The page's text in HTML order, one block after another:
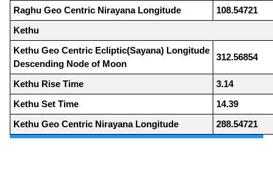
Raghu Geo Centric Nirayana Longitude
108.54721
Kethu
Kethu Geo Centric Ecliptic(Sayana) Longitude
Descending Node of Moon
312.56854
Kethu Rise Time
3.14
Kethu Set Time
14.39
Kethu Geo Centric Nirayana Longitude
288.54721